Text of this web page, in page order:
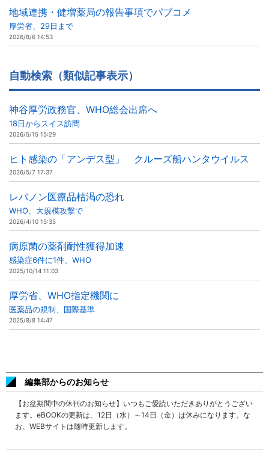
地域連携・健増薬局の報告事項でパブコメ
厚労省、29日まで
2026/8/6 14:53
自動検索（類似記事表示）
神谷厚労政務官、WHO総会出席へ
18日からスイス訪問
2026/5/15 15:29
ヒト感染の「アンデス型」 クルーズ船ハンタウイルス
2026/5/7 17:37
レバノン医療品枯渇の恐れ
WHO、大規模攻撃で
2026/4/10 15:35
病原菌の薬剤耐性獲得加速
感染症6件に1件、WHO
2025/10/14 11:03
厚労省、WHO指定機関に
医薬品の規制、国際基準
2025/8/8 14:47
編集部からのお知らせ
【お盆期間中の休刊のお知らせ】いつもご愛読いただきありがとうござい
ます。eBOOKの更新は、12日（水）～14日（金）は休みになります。な
お、WEBサイトは随時更新します。